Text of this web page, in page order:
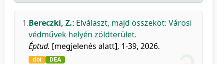
1.Bereczki, Z.: Elválaszt, majd összeköt: Városi
védművek helyén zöldterület.
Éptud. [megjelenés alatt], 1-39, 2026.
doi DEA